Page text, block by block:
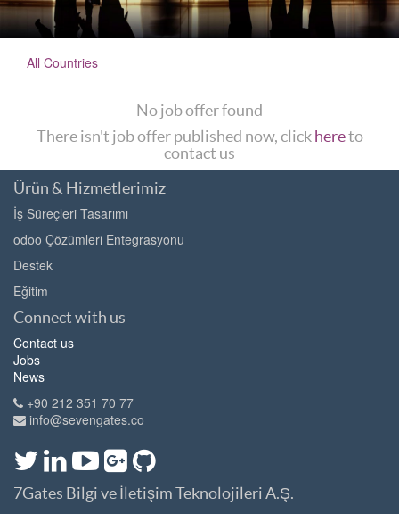
All Countries
No job offer found
There isn't job offer published now, clickhereto
contact us
Ürün & Hizmetlerimiz
İş Süreçleri Tasarımı
odoo Çözümleri Entegrasyonu
Destek
Eğitim
Connect with us
Contact us
Jobs
News
+90 212 351 70 77
info@sevengates.co
7Gates Bilgi ve İletişim Teknolojileri A.Ş.